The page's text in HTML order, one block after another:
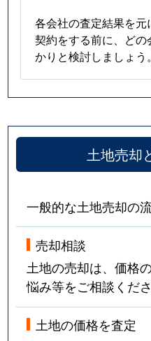
各会社の査定結果を元
契約をする前に、ど
かりと検討しましょう。
土地売却
一般的な土地売却の
売却相談
土地の売却は、価格
悩み等をご相談くださ
土地の価格を査定